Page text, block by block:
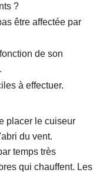
?
être affectée par
de son
à effectuer.
placer le cuiseur
du vent.
temps très
qui chauffent. Les